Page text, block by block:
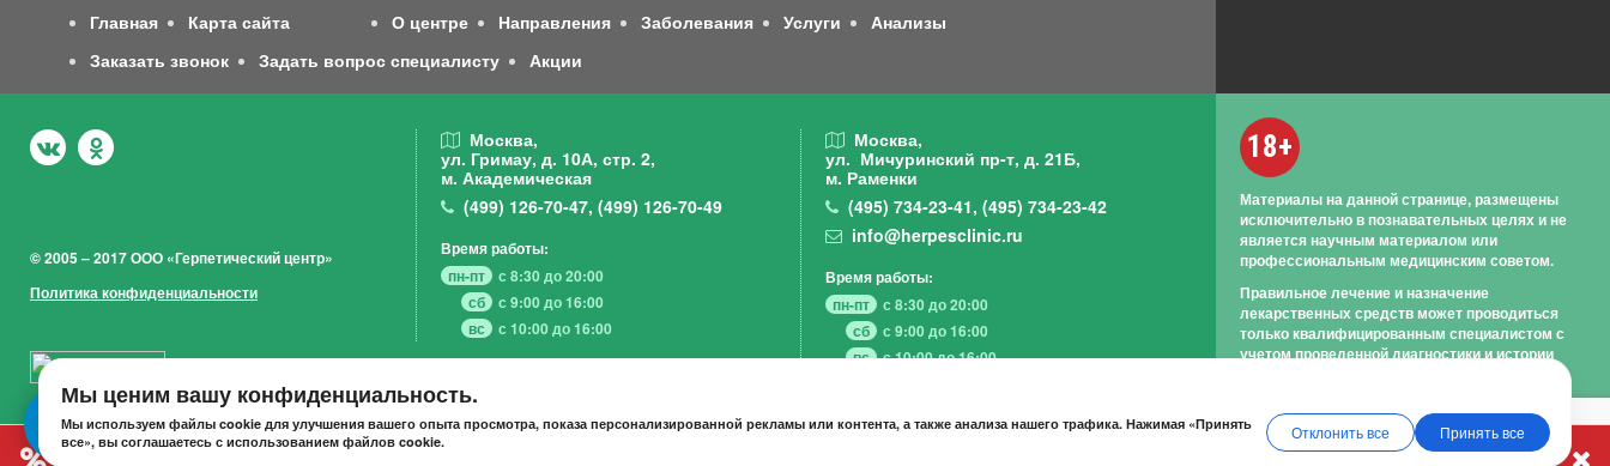
Главная Карта сайта О центре Направления Заболевания Услуги
Анализы
Заказать звонок
Задать вопрос специалисту Акции
© 2005 – 2017 ООО «Герпетический центр»
Политика конфиденциальности
Москва,
ул. Гримау, д. 10А, стр. 2,
м. Академическая
(499) 126-70-47, (499) 126-70-49
Время работы:
пн-пт
с 8:30 до 20:00
сб
с 9:00 до 16:00
вс
с 10:00 до 16:00
Москва,
ул. Мичуринский пр-т, д. 21Б,
м. Раменки
(495)734-23-41,(495)734-23-42
info@herpesclinic.ru
Время работы:
пн-пт
с 8:30 до 20:00
сб
с 9:00 до 16:00
вс
с 10:00 до 16:00
18+
Материалы на данной странице, размещены
исключительно в познавательных целях и не
является научным материалом или
профессиональным медицинским советом.
Правильное лечение и назначение
лекарственных средств может проводиться
только квалифицированным специалистом с
учетом проведенной диагностики и истории
Мы ценим вашу конфиденциальность.
Мы используем файлы cookie для улучшения вашего опыта просмотра, показа персонализированной рекламы или контента, а также анализа нашего трафика. Нажимая «Принять
все», вы соглашаетесь с использованием файлов cookie.
Отклонить все Принять все